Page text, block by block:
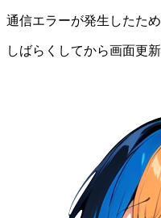
通信エラーが発生したため
しばらくしてから画面更